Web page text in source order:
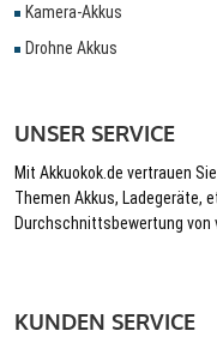
Kamera-Akkus
Drohne Akkus
UNSER SERVICE
Mit Akkuokok.de vertrauen
Themen Akkus, Ladegeräte,
Durchschnittsbewertung von
KUNDEN SERVICE